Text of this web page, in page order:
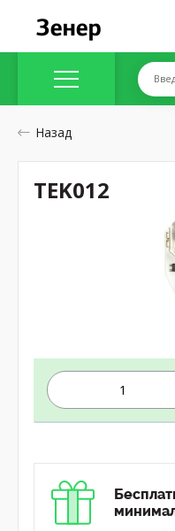
Назад
TEK012